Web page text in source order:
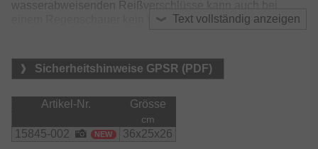
Text vollständig anzeigen
wasserabweisenden Reißverschlüsse kann auch bei
einem Regenschauer kein Wasser ins Innere eindringen.
verhindern ein leichtes Verrutschen der Tasche im Boot.
6cm bieten zusätzlichen Stauraum für Zubehör.
Das zusätzliche vordere, große Frontabteil bietet Platz für
eine große LR D-VEC-Box oder für zwei LS-Boxen.
Sicherheitshinweise GPSR (PDF)
Artikel-Nr. Grösse
cm
15845-002 NEW 36x25x26